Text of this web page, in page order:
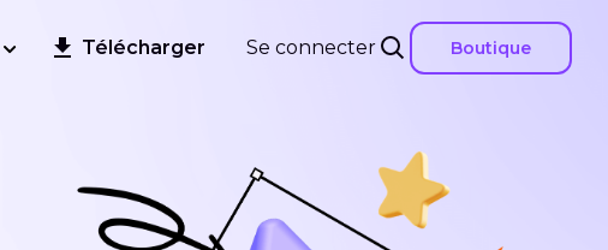
Se connecter Boutique
Télécharger